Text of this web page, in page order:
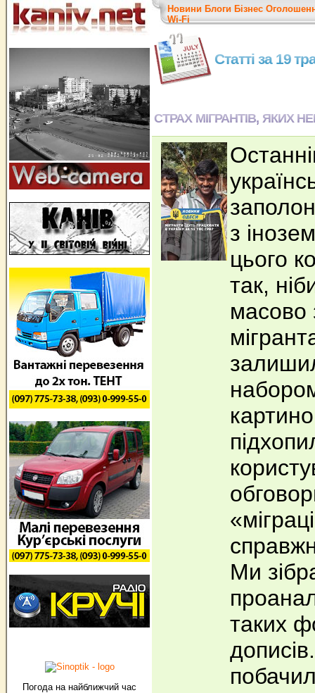
Погода на найближчий час
Новини Блоги Бізнес
Wi-Fi
Статті за 19
СТРАХ МІГРАНТІВ, ЯКИХ
з
цього
так,
масово
Ми
таких